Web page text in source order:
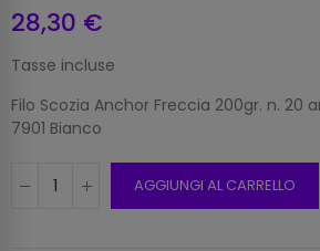
28,30 €
Tasse incluse
Filo Scozia Anchor Freccia 200gr. n. 20
7901 Bianco
AGGIUNGI AL CARRELLO